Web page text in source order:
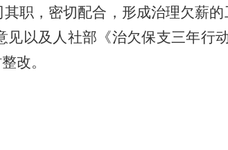
职，密切配合，形成治理欠薪
以及人社部《治欠保支三年行
改。